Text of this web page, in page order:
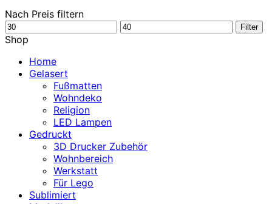
Nach Preis filtern
Min.
Preis
Max.
Filter
Shop
Home
Gelasert
Fußmatten
Wohndeko
Religion
LED Lampen
Gedruckt
3D Drucker Zubehör
Wohnbereich
Werkstatt
Für Lego
Sublimiert